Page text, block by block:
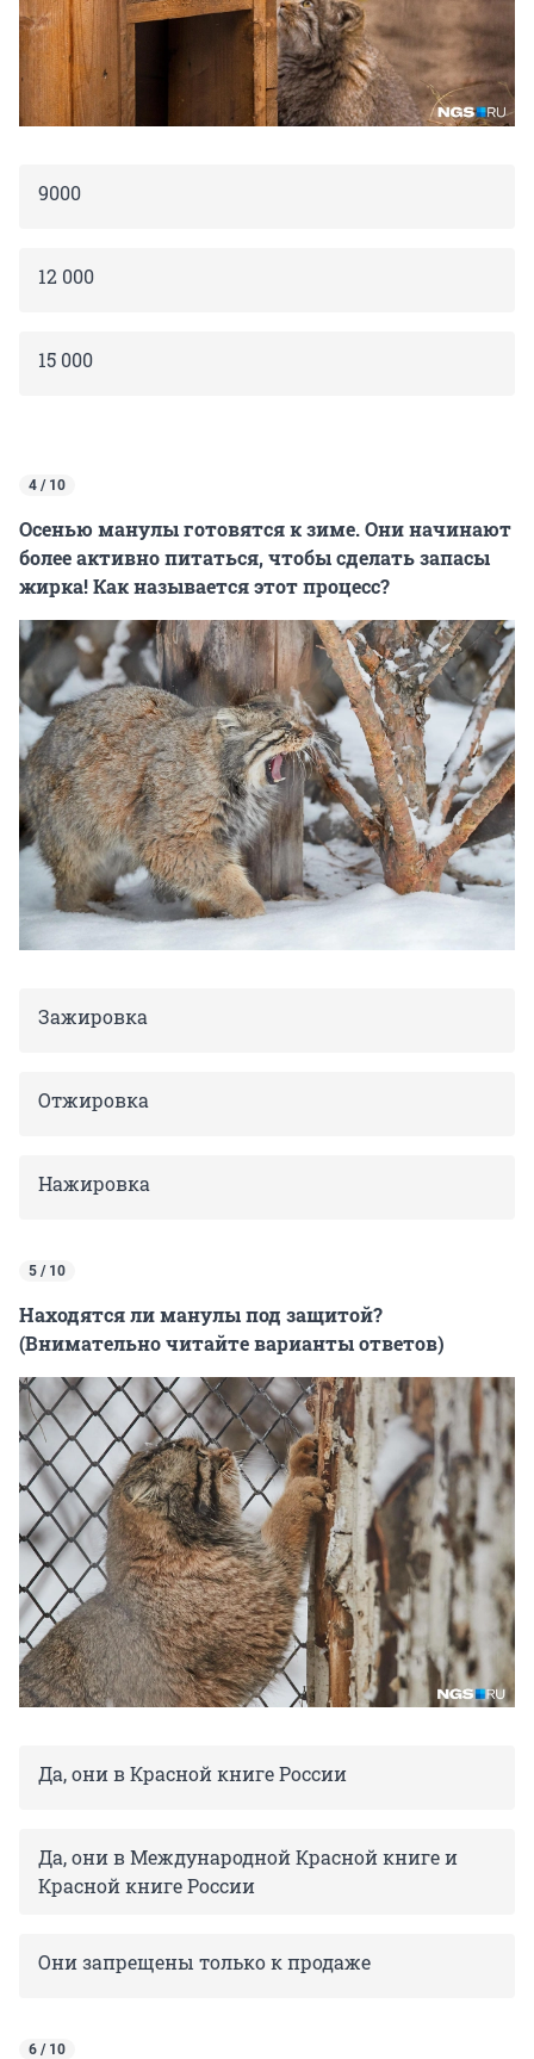
9000
12 000
15 000
4 / 10
Осенью манулы готовятся к зиме. Они начинают
более активно питаться, чтобы сделать запасы
жирка! Как называется этот процесс?
Зажировка
Отжировка
Нажировка
5 / 10
Находятся ли манулы под защитой?
(Внимательно читайте варианты ответов)
Да, они в Красной книге России
Да, они в Международной Красной книге и
Красной книге России
Они запрещены только к продаже
6 / 10